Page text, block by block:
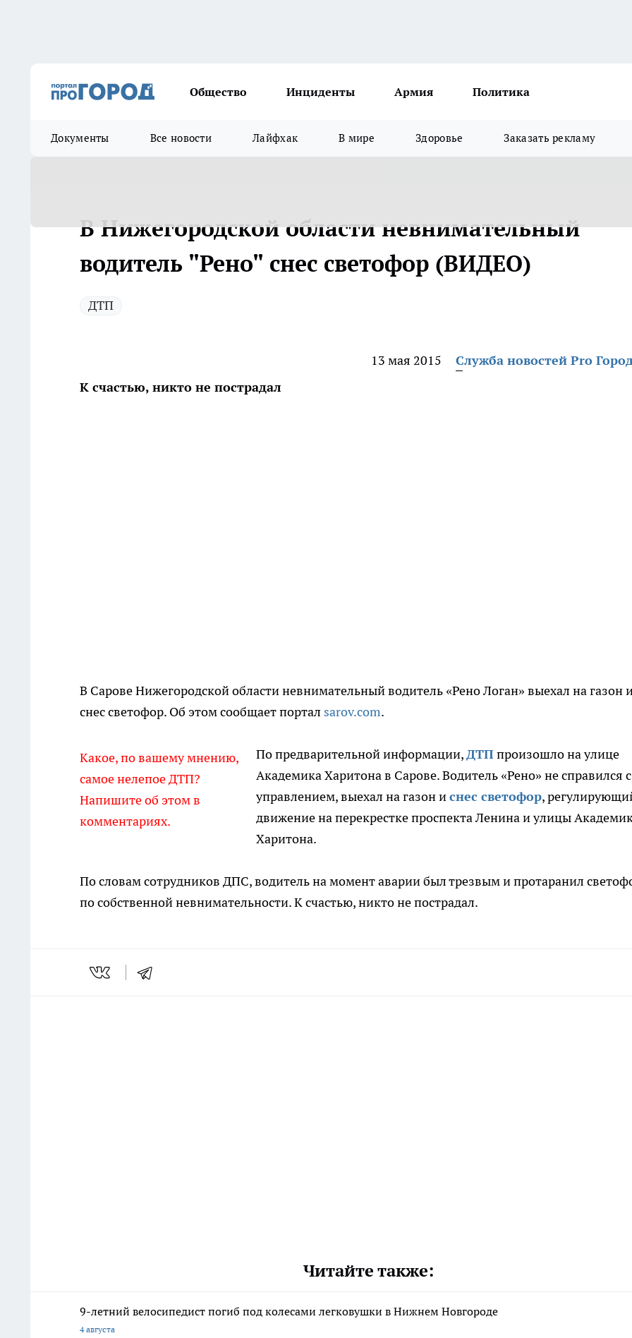
Общество Инциденты Армия Политика
Документы Все новости Лайфхак В мире Здоровье Заказать рекламу
В Нижегородской области невнимательный
водитель "Рено" снес светофор (ВИДЕО)
ДТП
13 мая 2015
Служба новостей Pro
К счастью, никто не пострадал
В Сарове Нижегородской области невнимательный водитель «Рено Логан» выехал на газон
снес светофор. Об этом сообщает портал sarov.com.
Какое, по вашему мнению,
самое нелепое ДТП?
Напишите об этом в
комментариях.
По предварительной информации,ДТПпроизошло на улице
Академика Харитона в Сарове. Водитель «Рено» не справился с
управлением, выехал на газон иснес светофор,
движение на перекрестке проспекта Ленина и улицы
Харитона.
По словам сотрудников ДПС, водитель на момент аварии был трезвым и протаранил
по собственной невнимательности. К счастью, никто не пострадал.
Читайте также:
9-летний велосипедист погиб под колесами легковушки в Нижнем Новгороде
4 августа